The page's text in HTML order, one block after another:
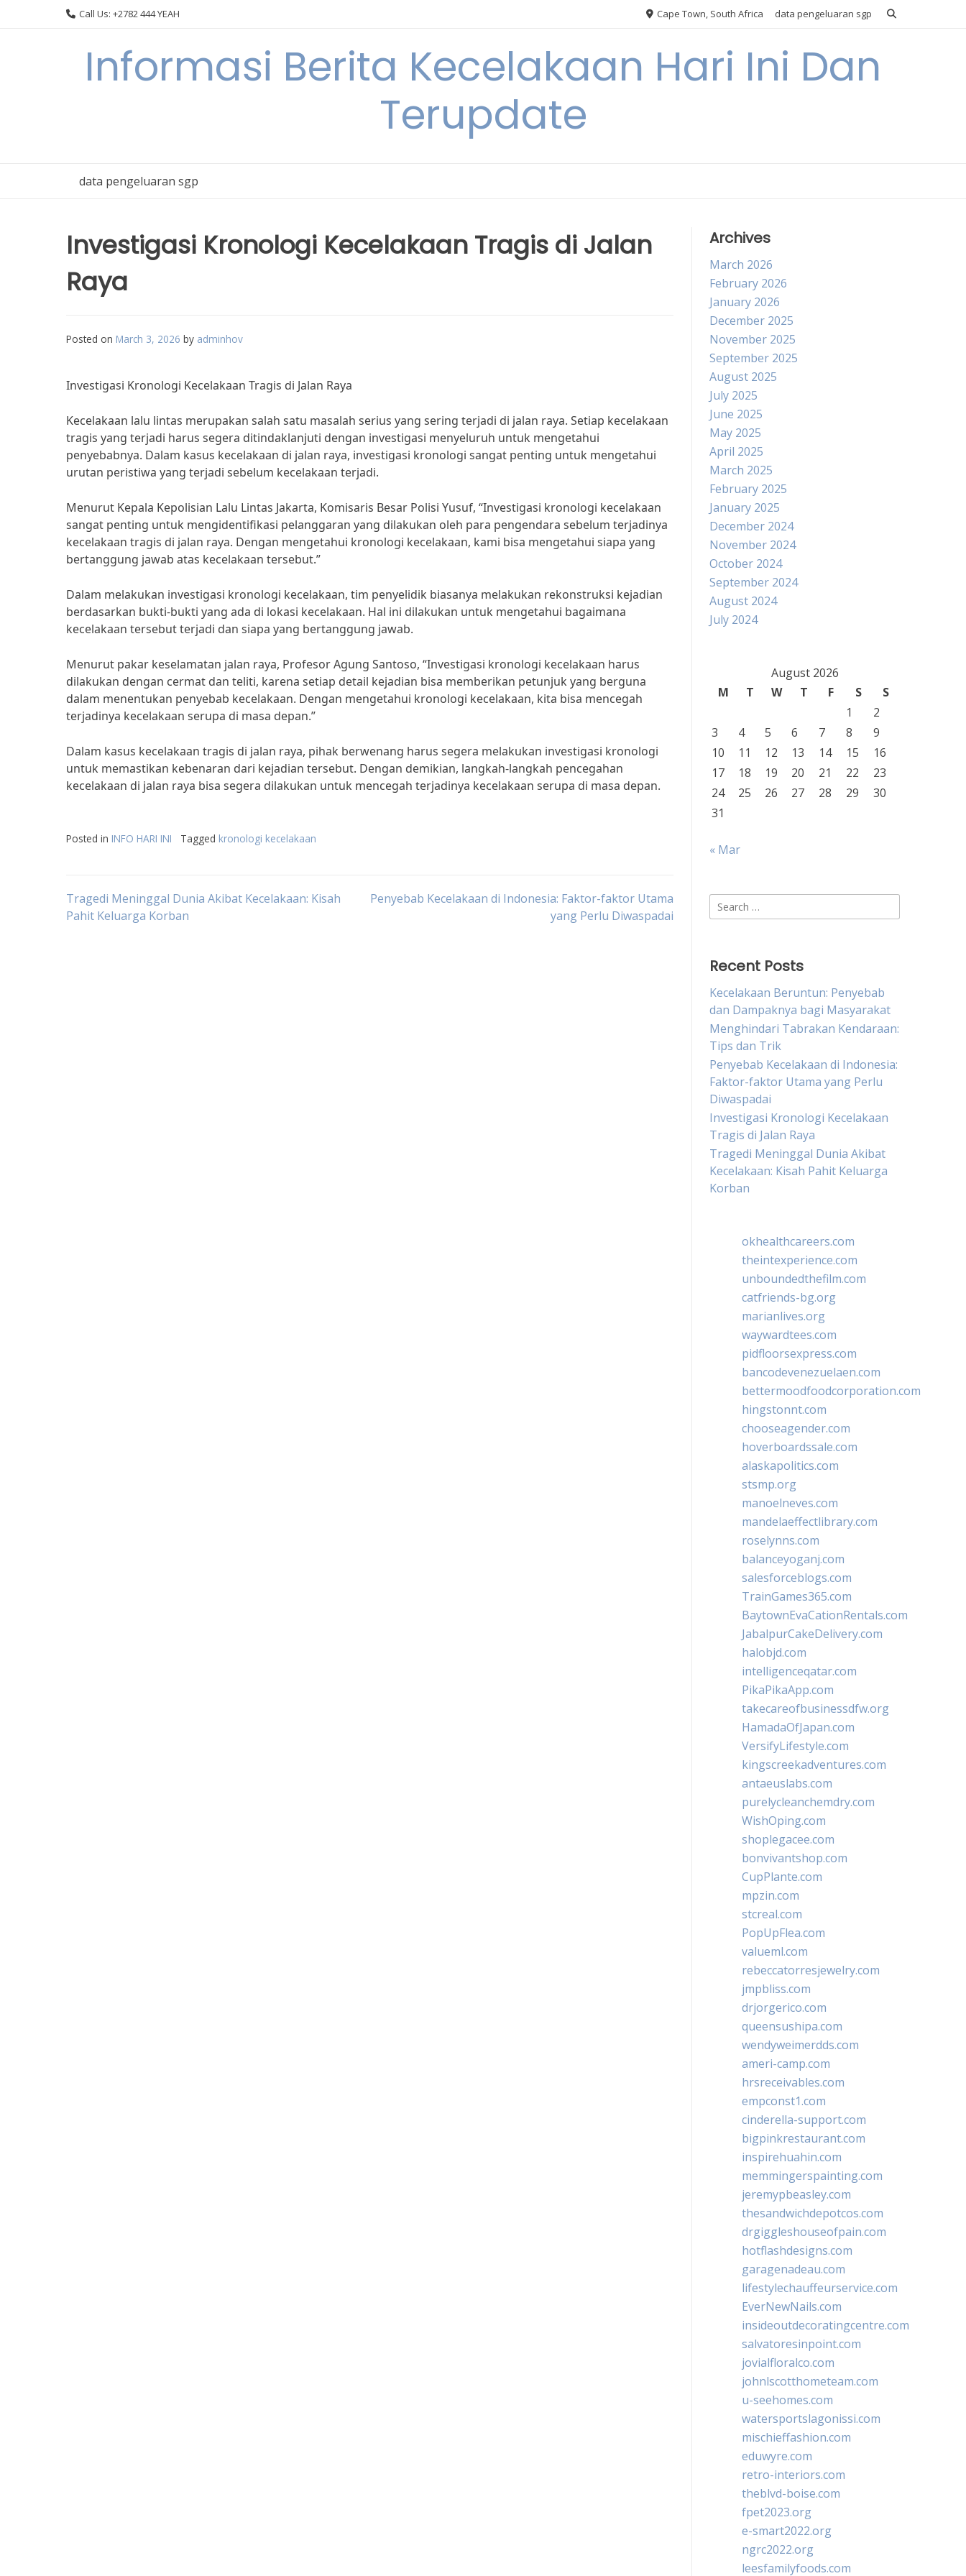
Call Us: +2782 444 YEAH Cape Town, South Africa data pengeluaran sgp
Informasi Berita Kecelakaan Hari Ini Dan
Terupdate
data pengeluaran sgp
Investigasi Kronologi Kecelakaan Tragis di Jalan
Raya
Posted on March 3, 2026 by adminhov
Investigasi Kronologi Kecelakaan Tragis di Jalan Raya
Kecelakaan lalu lintas merupakan salah satu masalah serius yang sering terjadi di jalan raya. Setiap kecelakaan
tragis yang terjadi harus segera ditindaklanjuti dengan investigasi menyeluruh untuk mengetahui
penyebabnya. Dalam kasus kecelakaan di jalan raya, investigasi kronologi sangat penting untuk mengetahui
urutan peristiwa yang terjadi sebelum kecelakaan terjadi.
Menurut Kepala Kepolisian Lalu Lintas Jakarta, Komisaris Besar Polisi Yusuf, “Investigasi kronologi kecelakaan
sangat penting untuk mengidentifikasi pelanggaran yang dilakukan oleh para pengendara sebelum terjadinya
kecelakaan tragis di jalan raya. Dengan mengetahui kronologi kecelakaan, kami bisa mengetahui siapa yang
bertanggung jawab atas kecelakaan tersebut.”
Dalam melakukan investigasi kronologi kecelakaan, tim penyelidik biasanya melakukan rekonstruksi kejadian
berdasarkan bukti-bukti yang ada di lokasi kecelakaan. Hal ini dilakukan untuk mengetahui bagaimana
kecelakaan tersebut terjadi dan siapa yang bertanggung jawab.
Menurut pakar keselamatan jalan raya, Profesor Agung Santoso, “Investigasi kronologi kecelakaan harus
dilakukan dengan cermat dan teliti, karena setiap detail kejadian bisa memberikan petunjuk yang berguna
dalam menentukan penyebab kecelakaan. Dengan mengetahui kronologi kecelakaan, kita bisa mencegah
terjadinya kecelakaan serupa di masa depan.”
Dalam kasus kecelakaan tragis di jalan raya, pihak berwenang harus segera melakukan investigasi kronologi
untuk memastikan kebenaran dari kejadian tersebut. Dengan demikian, langkah-langkah pencegahan
kecelakaan di jalan raya bisa segera dilakukan untuk mencegah terjadinya kecelakaan serupa di masa depan.
Posted in INFO HARI INI Tagged kronologi kecelakaan
Post
Tragedi Meninggal Dunia Akibat Kecelakaan: Kisah
Pahit Keluarga Korban
Penyebab Kecelakaan di Indonesia: Faktor-faktor Utama
yang Perlu Diwaspadai
Archives
March 2026
February 2026
January 2026
December 2025
November 2025
September 2025
August 2025
July 2025
June 2025
May 2025
April 2025
March 2025
February 2025
January 2025
December 2024
November 2024
October 2024
September 2024
August 2024
July 2024
August 2026
M
T W T F S
S
1
2
3
4 5 6 7 8
9
10
11 12 13 14 15
16
17
18 19 20 21 22
23
24
25 26 27 28 29
30
31
« Mar
Search
for:
Recent Posts
Kecelakaan Beruntun: Penyebab
dan Dampaknya bagi Masyarakat
Menghindari Tabrakan Kendaraan:
Tips dan Trik
Penyebab Kecelakaan di Indonesia:
Faktor-faktor Utama yang Perlu
Diwaspadai
Investigasi Kronologi Kecelakaan
Tragis di Jalan Raya
Tragedi Meninggal Dunia Akibat
Kecelakaan: Kisah Pahit Keluarga
Korban
okhealthcareers.com
theintexperience.com
unboundedthefilm.com
catfriends-bg.org
marianlives.org
waywardtees.com
pidfloorsexpress.com
bancodevenezuelaen.com
bettermoodfoodcorporation.com
hingstonnt.com
chooseagender.com
hoverboardssale.com
alaskapolitics.com
stsmp.org
manoelneves.com
mandelaeffectlibrary.com
roselynns.com
balanceyoganj.com
salesforceblogs.com
TrainGames365.com
BaytownEvaCationRentals.com
JabalpurCakeDelivery.com
halobjd.com
intelligenceqatar.com
PikaPikaApp.com
takecareofbusinessdfw.org
HamadaOfJapan.com
VersifyLifestyle.com
kingscreekadventures.com
antaeuslabs.com
purelycleanchemdry.com
WishOping.com
shoplegacee.com
bonvivantshop.com
CupPlante.com
mpzin.com
stcreal.com
PopUpFlea.com
valueml.com
rebeccatorresjewelry.com
jmpbliss.com
drjorgerico.com
queensushipa.com
wendyweimerdds.com
ameri-camp.com
hrsreceivables.com
empconst1.com
cinderella-support.com
bigpinkrestaurant.com
inspirehuahin.com
memmingerspainting.com
jeremypbeasley.com
thesandwichdepotcos.com
drgiggleshouseofpain.com
hotflashdesigns.com
garagenadeau.com
lifestylechauffeurservice.com
EverNewNails.com
insideoutdecoratingcentre.com
salvatoresinpoint.com
jovialfloralco.com
johnlscotthometeam.com
u-seehomes.com
watersportslagonissi.com
mischieffashion.com
eduwyre.com
retro-interiors.com
theblvd-boise.com
fpet2023.org
e-smart2022.org
ngrc2022.org
leesfamilyfoods.com